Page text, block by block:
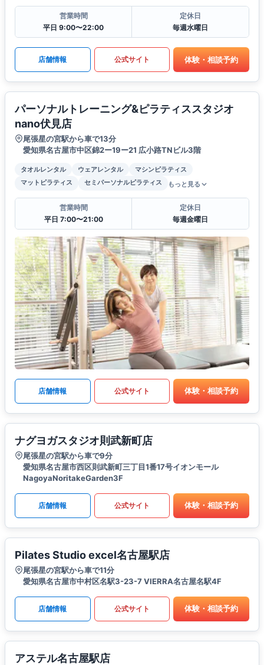
営業時間
平日 9:00〜22:00
定休日
毎週水曜日
店舗情報 公式サイト 体験・相談予約
パーソナルトレーニング&ピラティススタジオ
nano伏見店
尾張星の宮駅から車で13分
愛知県名古屋市中区錦2ー19ー21 広小路TNビル3階
タオルレンタル ウェアレンタル
マシンピラティス
マットピラティス
セミパーソナルピラティス もっと見る
営業時間
平日 7:00〜21:00
定休日
毎週金曜日
店舗情報 公式サイト 体験・相談予約
ナグヨガスタジオ則武新町店
尾張星の宮駅から車で9分
愛知県名古屋市西区則武新町三丁目1番17号イオンモール
NagoyaNoritakeGarden3F
店舗情報 公式サイト 体験・相談予約
Pilates Studio excel名古屋駅店
尾張星の宮駅から車で11分
愛知県名古屋市中村区名駅3-23-7 VIERRA名古屋名駅4F
店舗情報 公式サイト 体験・相談予約
アステル名古屋駅店